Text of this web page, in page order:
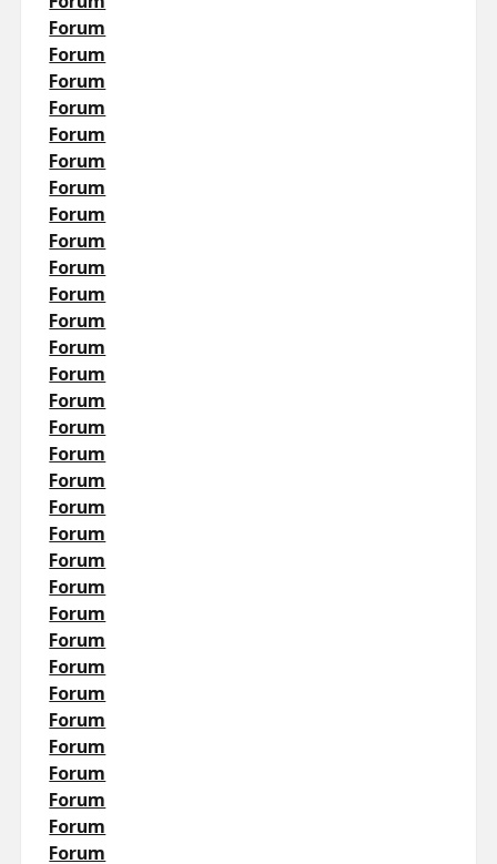
Forum
Forum
Forum
Forum
Forum
Forum
Forum
Forum
Forum
Forum
Forum
Forum
Forum
Forum
Forum
Forum
Forum
Forum
Forum
Forum
Forum
Forum
Forum
Forum
Forum
Forum
Forum
Forum
Forum
Forum
Forum
Forum